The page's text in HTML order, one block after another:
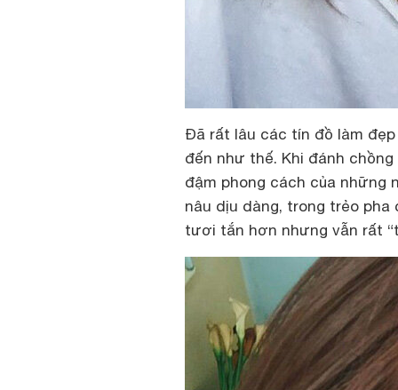
Đã rất lâu các tín đồ làm
đến như thế. Khi đánh
đậm phong cách của những
nâu dịu dàng, trong trẻo pha
tươi tắn hơn nhưng vẫn rất